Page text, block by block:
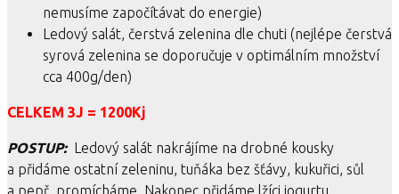
nemusíme započítávat do energie)
Ledový salát, čerstvá zelenina dle chuti (nejlépe čerstvá
syrová zelenina se doporučuje v optimálním množství
cca 400g/den)
CELKEM 3J = 1200Kj
POSTUP:Ledový salát nakrájíme na drobné kousky
a přidáme ostatní zeleninu, tuňáka bez šťávy, kukuřici, sůl
a pepř, promícháme. Nakonec přidáme lžíci jogurtu